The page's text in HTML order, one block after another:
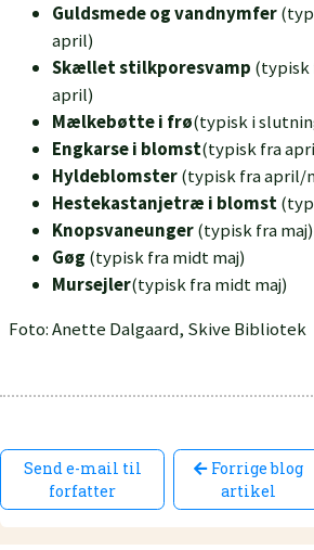
Guldsmede og vandnymfer
april)
Skællet stilkporesvamp (typisk
april)
Mælkebøtte i frø(typisk i
Engkarse i blomst(typisk fra
Hyldeblomster(typisk fra april/
Hestekastanjetræ i blomst
Knopsvaneunger(typisk fra maj)
Gøg (typisk fra midt maj)
Mursejler(typisk fra midt maj)
Foto: Anette Dalgaard, Skive Bibliotek
Send e-mail til
forfatter
Forrige blog
artikel